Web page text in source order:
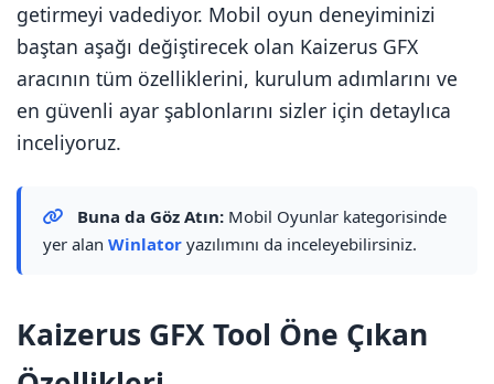
getirmeyi vadediyor. Mobil oyun deneyiminizi
baştan aşağı değiştirecek olan Kaizerus GFX
aracının tüm özelliklerini, kurulum adımlarını ve
en güvenli ayar şablonlarını sizler için detaylıca
inceliyoruz.
Buna da Göz Atın: Mobil Oyunlar kategorisinde
yer alan Winlator yazılımını da inceleyebilirsiniz.
Kaizerus GFX Tool Öne Çıkan